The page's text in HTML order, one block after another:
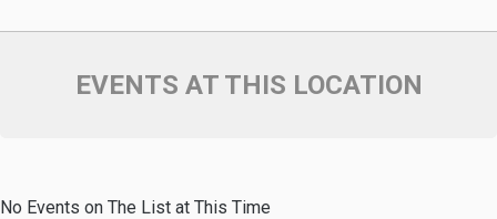
EVENTS AT THIS LOCATION
No Events on The List at This Time